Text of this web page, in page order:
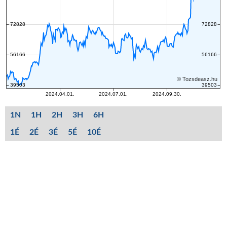
1N 1H 2H 3H 6H
1É 2É 3É 5É 10É